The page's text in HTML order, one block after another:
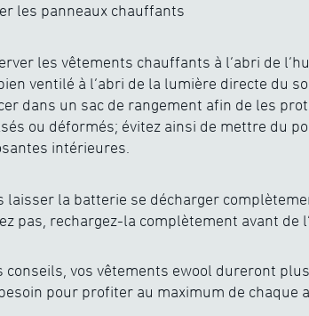
les panneaux chauffants
les vêtements chauffants à l’abri de
ventilé à l’abri de la lumière directe du
dans un sac de rangement afin de les
ou déformés; évitez ainsi de mettre du
intérieures.
laisser la batterie se décharger
pas, rechargez-la complètement avant
conseils, vos vêtements ewool dureront
pour profiter au maximum de chaque